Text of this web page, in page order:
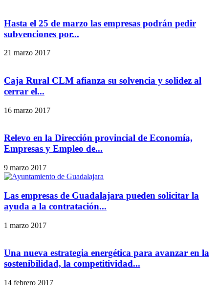
Hasta el 25 de marzo las empresas podrán pedir
subvenciones por...
21 marzo 2017
Caja Rural CLM afianza su solvencia y solidez al
cerrar el...
16 marzo 2017
Relevo en la Dirección provincial de Economía,
Empresas y Empleo de...
9 marzo 2017
Las empresas de Guadalajara pueden solicitar la
ayuda a la contratación...
1 marzo 2017
Una nueva estrategia energética para avanzar en la
sostenibilidad, la competitividad...
14 febrero 2017